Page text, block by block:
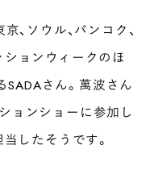
、ソウル、バンコク、
ションウィークのほ
SADAさん。萬波さん
ョンショーに参加し
したそうです。